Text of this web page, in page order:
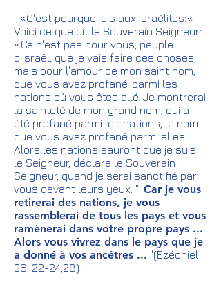
«C'est pourquoi dis aux Israélites:«
Voici ce que dit le Souverain Seigneur:
«Ce n'est pas pour vous, peuple
d'Israël, que je vais faire ces choses,
mais pour l'amour de mon saint nom,
que vous avez profané. parmi les
nations où vous êtes allé. Je montrerai
la sainteté de mon grand nom, qui a
été profané parmi les nations, le nom
que vous avez profané parmi elles.
Alors les nations sauront que je suis
le Seigneur, déclare le Souverain
Seigneur, quand je serai sanctifié par
vous devant leurs yeux. "' Car je vous
retirerai des nations, je vous
rassemblerai de tous les pays et vous
ramènerai dans votre propre pays ...
Alors vous vivrez dans le pays que je
a donné à vos ancêtres ... "(Ezéchiel
36: 22-24,28)